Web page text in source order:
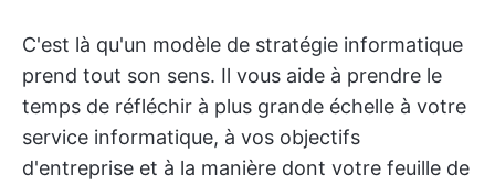
C'est là qu'un modèle de stratégie informatique
prend tout son sens. Il vous aide à prendre le
temps de réfléchir à plus grande échelle à votre
service informatique, à vos objectifs
d'entreprise et à la manière dont votre feuille de